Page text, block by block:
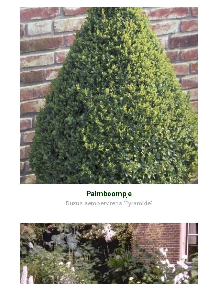
Palmboompje
Buxus sempervirens 'Pyramide'